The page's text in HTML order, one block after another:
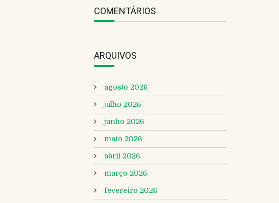
COMENTÁRIOS
ARQUIVOS
agosto 2026
julho 2026
junho 2026
maio 2026
abril 2026
março 2026
fevereiro 2026